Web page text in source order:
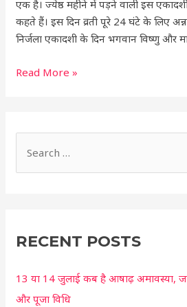
एक है। ज्येष्ठ महीने में पड़ने वाली इस
कहते हैं। इस दिन व्रती पूरे 24 घंटे के लिए
निर्जला एकादशी के दिन भगवान विष्णु और
5
उपाय,
भगवान
होंगे
Read More »
e
c
f
o
RECENT POSTS
13 या 14 जुलाई कब है आषाढ़ अमावस्या,
और पूजा विधि